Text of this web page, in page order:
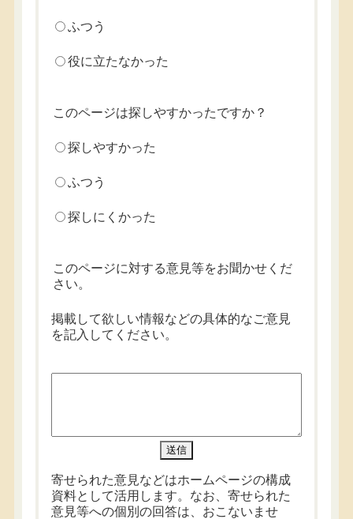
ふつう
役に立たなかった
このページは探しやすかったですか？
探しやすかった
ふつう
探しにくかった
このページに対する意見等をお聞かせくだ
さい。
掲載して欲しい情報などの具体的なご意見
を記入してください。
寄せられた意見などはホームページの構成
資料として活用します。なお、寄せられた
意見等への個別の回答は、おこないませ